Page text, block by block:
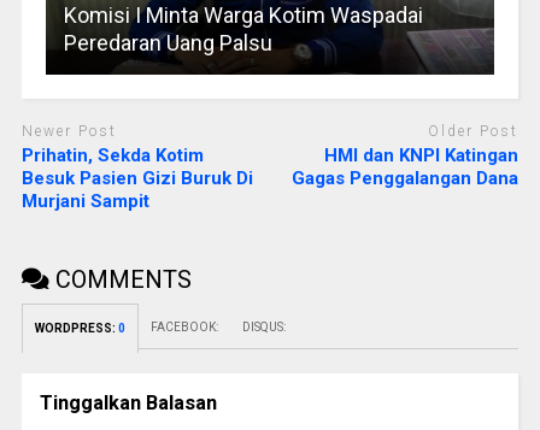
Komisi I Minta Warga Kotim Waspadai
Peredaran Uang Palsu
Newer Post
Prihatin, Sekda Kotim
Besuk Pasien Gizi Buruk Di
Murjani Sampit
Older Post
HMI dan KNPI Katingan
Gagas Penggalangan Dana
COMMENTS
WORDPRESS: 0 FACEBOOK: DISQUS:
Tinggalkan Balasan